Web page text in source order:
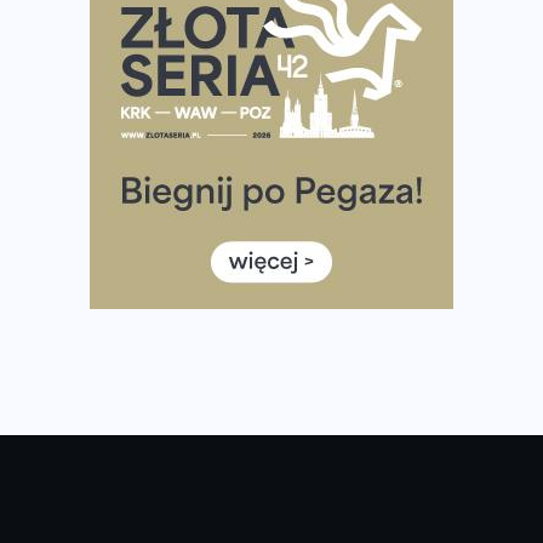
półmaratonem
Już w tę sobotę 35. Bieg Powstania Warszawskiego.
Wystartuje rekordowa liczba uczestników
35. Bieg Powstania Warszawskiego – praktyczny
Ile razy w tygodniu biegać? 3 treningi wystarczą? Jak
często biegać, żeby robić postępy
Już w ten weekend! Przed nami Nocny Portowy Maraton
i Półmaraton Szczeciński. Wszystko, co warto wiedzieć